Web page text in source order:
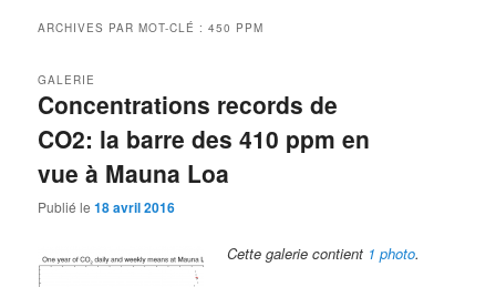
ARCHIVES PAR MOT-CLÉ :450 PPM
Concentrations records de
CO2: la barre des 410 ppm en
vue à Mauna Loa
GALERIE
Publié le18 avril 2016
Cette galerie contient 1 photo.